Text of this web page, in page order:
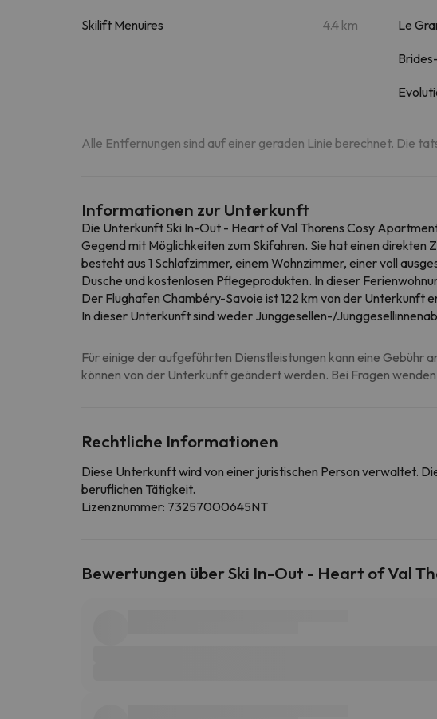
Skilift Menuires 4.4 km Le
Alle Entfernungen sind auf einer geraden Linie berechnet. Die
Informationen zur Unterkunft
Die Unterkunft Ski In-Out - Heart of Val Thorens Cosy
Gegend mit Möglichkeiten zum Skifahren. Sie hat einen
besteht aus 1 Schlafzimmer, einem Wohnzimmer, einer voll
Dusche und kostenlosen Pflegeprodukten. In dieser
Der Flughafen Chambéry-Savoie ist 122 km von der Unterkunft
In dieser Unterkunft sind weder Junggesellen-/
Für einige der aufgeführten Dienstleistungen kann eine Gebühr
können von der Unterkunft geändert werden. Bei Fragen wenden
Rechtliche Informationen
Diese Unterkunft wird von einer juristischen Person verwaltet.
beruflichen Tätigkeit.
Lizenznummer: 73257000645NT
Bewertungen über Ski In-Out - Heart of Val